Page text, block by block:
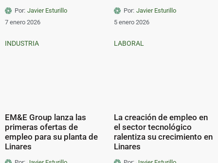
Por: Javier Esturillo
7 enero 2026
Por: Javier Esturillo
5 enero 2026
INDUSTRIA
EM&E Group lanza las
primeras ofertas de
empleo para su planta de
Linares
LABORAL
La creación de empleo en
el sector tecnológico
ralentiza su crecimiento en
Linares